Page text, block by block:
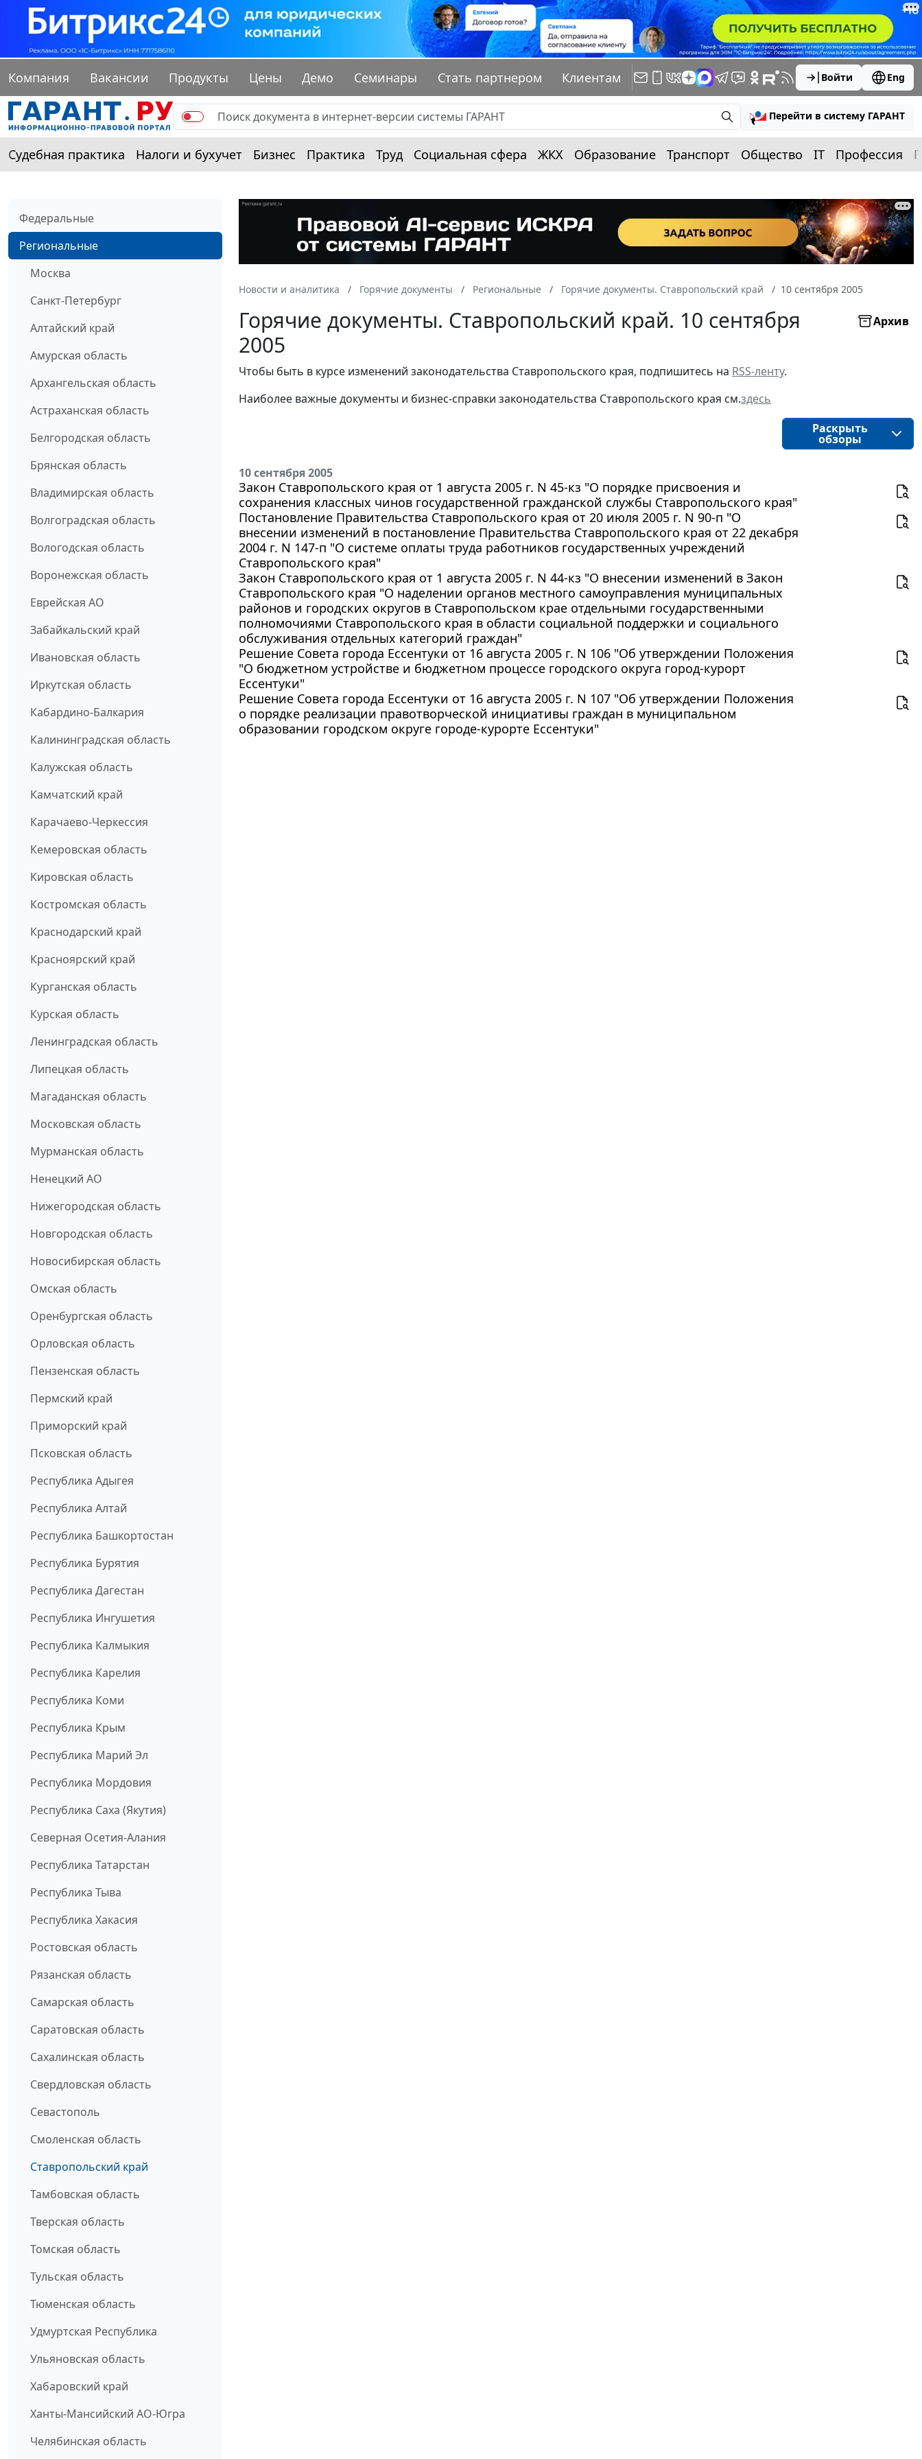
Компания Вакансии Продукты Цены Демо Семинары Стать партнером Клиентам Войти Eng
Перейти в систему ГАРАНТ
Судебная практика Налоги и бухучет Бизнес Практика Труд Социальная сфера ЖКХ Образование Транспорт Общество IT Профессия
Федеральные
Региональные
Москва
Санкт-Петербург
Алтайский край
Амурская область
Архангельская область
Астраханская область
Белгородская область
Брянская область
Владимирская область
Волгоградская область
Вологодская область
Воронежская область
Еврейская АО
Забайкальский край
Ивановская область
Иркутская область
Кабардино-Балкария
Калининградская область
Калужская область
Камчатский край
Карачаево-Черкессия
Кемеровская область
Кировская область
Костромская область
Краснодарский край
Красноярский край
Курганская область
Курская область
Ленинградская область
Липецкая область
Магаданская область
Московская область
Мурманская область
Ненецкий АО
Нижегородская область
Новгородская область
Новосибирская область
Омская область
Оренбургская область
Орловская область
Пензенская область
Пермский край
Приморский край
Псковская область
Республика Адыгея
Республика Алтай
Республика Башкортостан
Республика Бурятия
Республика Дагестан
Республика Ингушетия
Республика Калмыкия
Республика Карелия
Республика Коми
Республика Крым
Республика Марий Эл
Республика Мордовия
Республика Саха (Якутия)
Северная Осетия-Алания
Республика Татарстан
Республика Тыва
Республика Хакасия
Ростовская область
Рязанская область
Самарская область
Саратовская область
Сахалинская область
Свердловская область
Севастополь
Смоленская область
Ставропольский край
Тамбовская область
Тверская область
Томская область
Тульская область
Тюменская область
Удмуртская Республика
Ульяновская область
Хабаровский край
Ханты-Мансийский АО-Югра
Челябинская область
Новости и аналитика Горячие документы Региональные Горячие документы. Ставропольский край 10 сентября 2005
Горячие документы. Ставропольский край. 10 сентября
2005
Архив
Чтобы быть в курсе изменений законодательства Ставропольского края, подпишитесь на RSS-ленту.
Наиболее важные документы и бизнес-справки законодательства Ставропольского края см.здесь
Раскрыть
обзоры
10 сентября 2005
Закон Ставропольского края от 1 августа 2005 г. N 45-кз "О порядке присвоения и
сохранения классных чинов государственной гражданской службы Ставропольского края"
Постановление Правительства Ставропольского края от 20 июля 2005 г. N 90-п "О
внесении изменений в постановление Правительства Ставропольского края от 22 декабря
2004 г. N 147-п "О системе оплаты труда работников государственных учреждений
Ставропольского края"
Закон Ставропольского края от 1 августа 2005 г. N 44-кз "О внесении изменений в Закон
Ставропольского края "О наделении органов местного самоуправления муниципальных
районов и городских округов в Ставропольском крае отдельными государственными
полномочиями Ставропольского края в области социальной поддержки и социального
обслуживания отдельных категорий граждан"
Решение Совета города Ессентуки от 16 августа 2005 г. N 106 "Об утверждении Положения
"О бюджетном устройстве и бюджетном процессе городского округа город-курорт
Ессентуки"
Решение Совета города Ессентуки от 16 августа 2005 г. N 107 "Об утверждении Положения
о порядке реализации правотворческой инициативы граждан в муниципальном
образовании городском округе городе-курорте Ессентуки"